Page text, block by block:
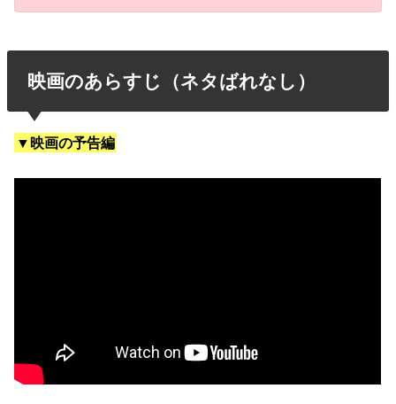
映画のあらすじ（ネタばれなし）
▼映画の予告編